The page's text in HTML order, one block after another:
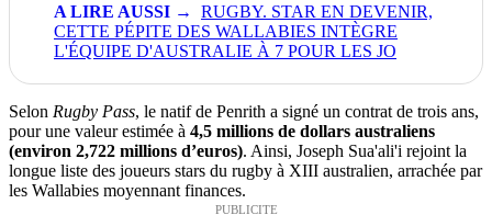
RUGBY. STAR EN DEVENIR,
CETTE PÉPITE DES WALLABIES INTÈGRE
L'ÉQUIPE D'AUSTRALIE À 7 POUR LES JO
Selon Rugby Pass, le natif de Penrith a signé un contrat de trois ans,
pour une valeur estimée à 4,5 millions de dollars australiens
(environ 2,722 millions d’euros). Ainsi, Joseph Sua'ali'i rejoint la
longue liste des joueurs stars du rugby à XIII australien, arrachée par
les Wallabies moyennant finances.